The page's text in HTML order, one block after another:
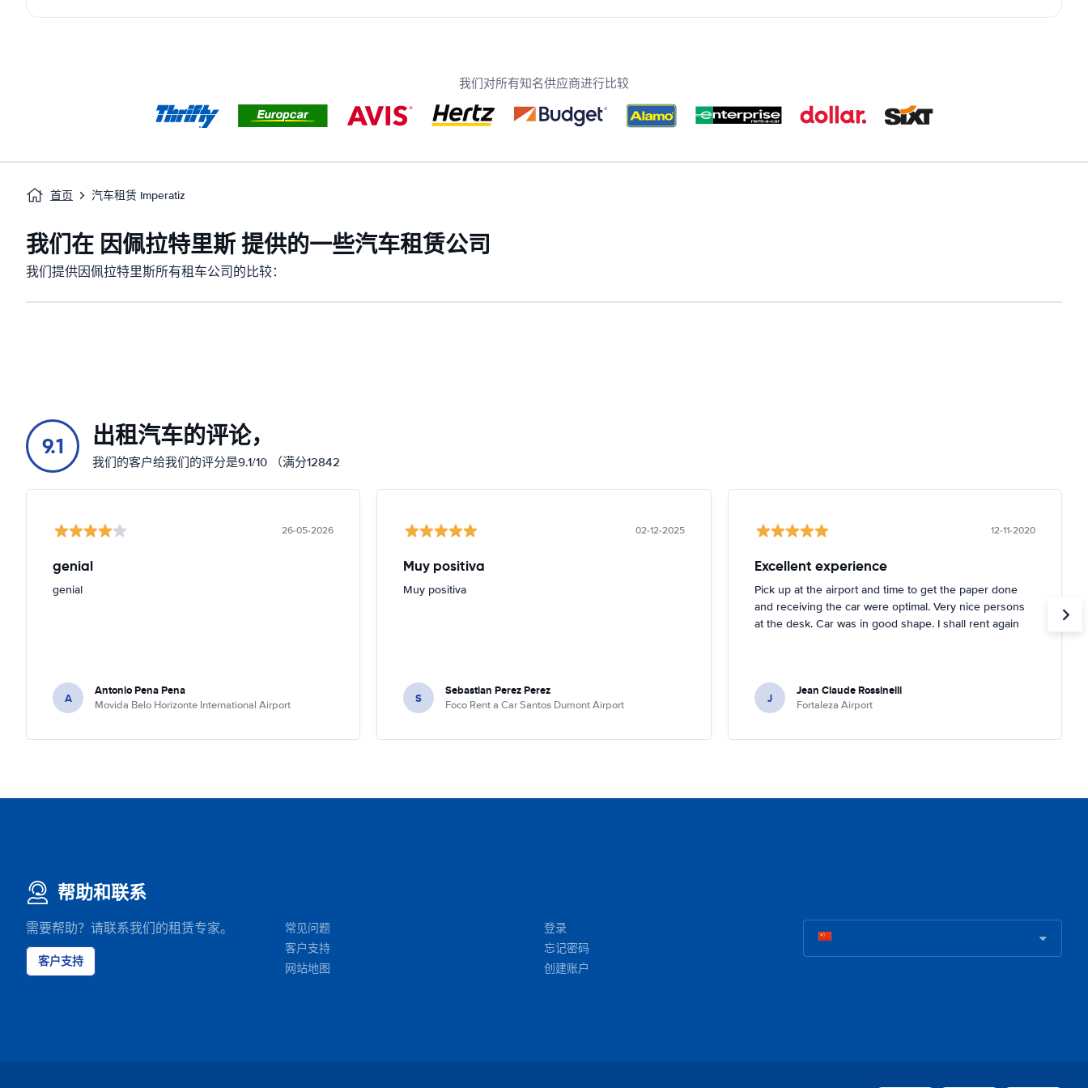
我们对所有知名供应商进行比较
首页 汽车租赁 Imperatiz
我们在 因佩拉特里斯 提供的一些汽车租赁公司
我们提供因佩拉特里斯所有租车公司的比较：
9.1 出租汽车的评论，
我们的客户给我们的评分是9.1/10 （满分12842
26-05-2026
genial
genial
A Antonio Pena Pena
Movida Belo Horizonte International Airport
02-12-2025
Muy positiva
Muy positiva
S Sebastian Perez Perez
Foco Rent a Car Santos Dumont Airport
12-11-2020
Excellent experience
Pick up at the airport and time to get the paper done
and receiving the car were optimal. Very nice persons
at the desk. Car was in good shape. I shall rent again
J Jean Claude Rossinelli
Fortaleza Airport
帮助和联系
需要帮助？请联系我们的租赁专家。
客户支持
常见问题
客户支持
网站地图
登录
忘记密码
创建账户